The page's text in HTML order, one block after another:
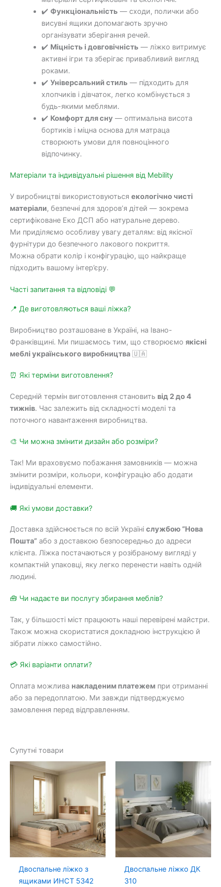
✔️ Функціональність — сходи, полички або
висувні ящики допомагають зручно
організувати зберігання речей.
✔️ Міцність і довговічність — ліжко витримує
активні ігри та зберігає привабливий вигляд
роками.
✔️ Універсальний стиль — підходить для
хлопчиків і дівчаток, легко комбінується з
будь-якими меблями.
✔️ Комфорт для сну — оптимальна висота
бортиків і міцна основа для матраца
створюють умови для повноцінного
відпочинку.
Матеріали та індивідуальні рішення від Mebility
У виробництві використовуються екологічно чисті
матеріали, безпечні для здоров’я дітей — зокрема
сертифіковане Еко ДСП або натуральне дерево.
Ми приділяємо особливу увагу деталям: від якісної
фурнітури до безпечного лакового покриття.
Можна обрати колір і конфігурацію, що найкраще
підходить вашому інтер’єру.
Часті запитання та відповіді 💬
📍 Де виготовляються ваші ліжка?
Виробництво розташоване в Україні, на Івано-
Франківщині. Ми пишаємось тим, що створюємо якісні
меблі українського виробництва 🇺🇦
⏰ Які терміни виготовлення?
Середній термін виготовлення становить від 2 до 4
тижнів. Час залежить від складності моделі та
поточного навантаження виробництва.
🎨 Чи можна змінити дизайн або розміри?
Так! Ми враховуємо побажання замовників — можна
змінити розміри, кольори, конфігурацію або додати
індивідуальні елементи.
🚚 Які умови доставки?
Доставка здійснюється по всій Україні службою “Нова
Пошта” або з доставкою безпосередньо до адреси
клієнта. Ліжка постачаються у розібраному вигляді у
компактній упаковці, яку легко перенести навіть одній
людині.
🧰 Чи надаєте ви послугу збирання меблів?
Так, у більшості міст працюють наші перевірені майстри.
Також можна скористатися докладною інструкцією й
зібрати ліжко самостійно.
💳 Які варіанти оплати?
Оплата можлива накладеним платежем при отриманні
або за передоплатою. Ми завжди підтверджуємо
замовлення перед відправленням.
Супутні товари
Двоспальне ліжко з
ящиками ИНСТ 5342
Двоспальне ліжко ДК
310